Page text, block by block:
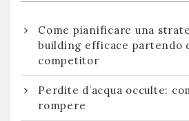
Come pianificare una
building efficace partendo
competitor
Perdite d’acqua occulte:
rompere